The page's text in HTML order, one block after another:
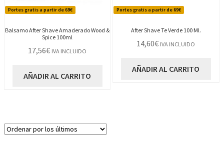
Portes gratis a partir de 69€
Balsamo After Shave Amaderado Wood &
Spice 100ml
17,56€ IVA INCLUIDO
AÑADIR AL CARRITO
Portes gratis a partir de 69€
After Shave Te Verde 100 Ml.
14,60€ IVA INCLUIDO
AÑADIR AL CARRITO